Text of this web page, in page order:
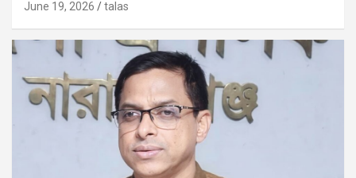
June 19, 2026 talas